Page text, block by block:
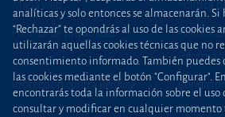
Mapa web Política
Política de privacidad
Política
Protección contraphishing
analíticas y solo entonces se almacenarán. Si
“Rechazar” te opondrás al uso de las cookies
utilizarán aquellas cookies técnicas que no
consentimiento informado. También puedes
las cookies mediante el botón "Configurar".
encontrarás toda la información sobre el uso
consultar y modificar en cualquier momento